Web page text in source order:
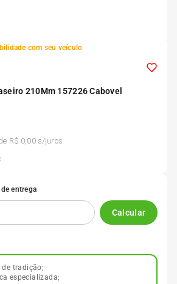
com seu veículo
210Mm 157226 Cabovel
R$ 0,00s/juros
entrega
Calcular
de tradição;
especializada;